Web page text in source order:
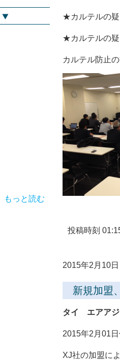
もっと読む
★カルテルの疑
★カルテルの疑
カルテル防止
投稿時刻
2015年2月10
新規加盟
タイ エアアジ
2015年2月01
XJ社の加盟に